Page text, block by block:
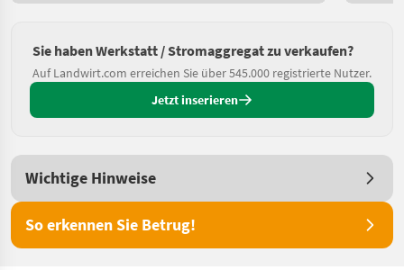
Sie haben Werkstatt / Stromaggregat zu verkaufen?
Auf Landwirt.com erreichen Sie über 545.000 registrierte Nutzer.
Jetzt inserieren
Wichtige Hinweise
So erkennen Sie Betrug!